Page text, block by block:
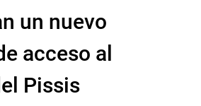
un nuevo
acceso al
Pissis